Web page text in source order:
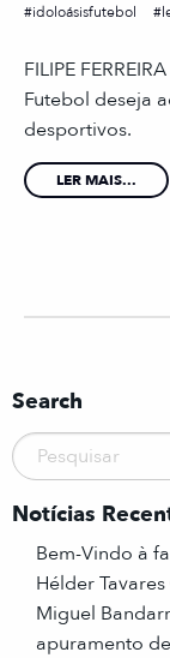
idoloásisfutebol
FILIPE
Futebol deseja
desportivos.
LER MAIS...
Search
Notícias
Bem-Vindo à
Hélder
Miguel
apuramento